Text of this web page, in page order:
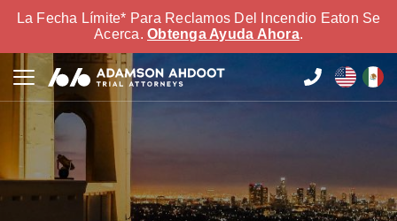
La Fecha Límite* Para Reclamos Del Incendio Eaton Se
Acerca. Obtenga Ayuda Ahora.